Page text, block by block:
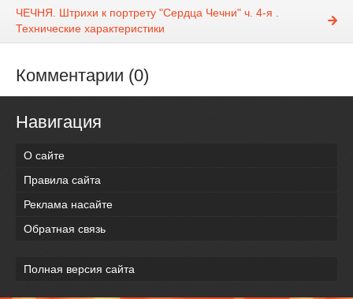
ЧЕЧНЯ. Штрихи к портрету "Сердца Чечни" ч. 4-я .
Технические характеристики
Комментарии (0)
Навигация
О сайте
Правила сайта
Реклама насайте
Обратная связь
Полная версия сайта